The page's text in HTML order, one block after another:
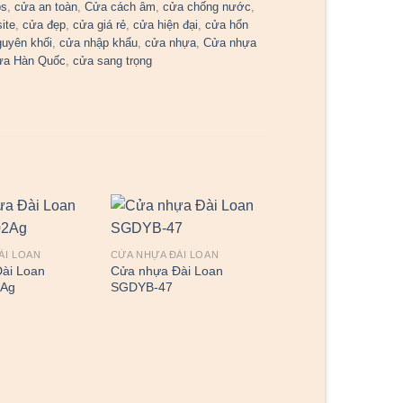
,cửa an toàn,Cửa cách âm,cửa chống nước,
,cửa đẹp,cửa giá rẻ,cửa hiện đại,cửa hổn
khối,cửa nhập khẩu,cửa nhựa,Cửa nhựa
Hàn Quốc,cửa sang trọng
LOAN
Loan
CỬA NHỰA ĐÀI LOAN
Cửa nhựa Đài Loan
SGDYB-47